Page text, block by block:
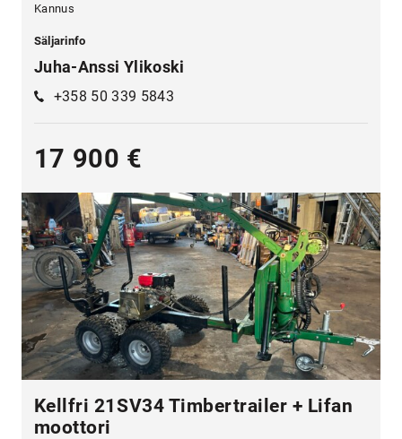
Kannus
Säljarinfo
Juha-Anssi Ylikoski
+358 50 339 5843
17 900 €
Kellfri 21SV34 Timbertrailer + Lifan
moottori